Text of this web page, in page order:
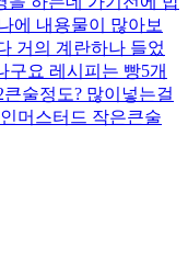
에 내용물이 많아보
거의 계란하나 들었
구요 레시피는 빵5개
술정도? 많이넣는걸
머스터드 작은큰술